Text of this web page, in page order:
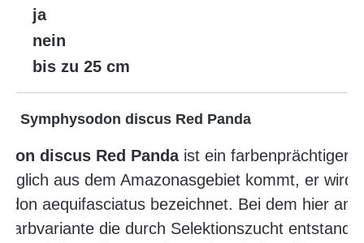
ja
nein
bis zu 25 cm
Symphysodon discus Red Panda
discus Red Pandaist ein farbenprächtiger,
aus dem Amazonasgebiet kommt, er wird
aequifasciatus bezeichnet. Bei dem hier
die durch Selektionszucht